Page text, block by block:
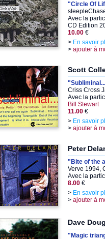
"Circle Of
Avec la
CD Edition
10.00 €
> En savoir
> ajouter à
Scott
Criss Cross
Avec la
Bill Stewart
11.00 €
> En savoir
> ajouter à
Peter
"Bite of the
Verve 1994,
Avec la
8.00 €
> En savoir
> ajouter à
Dave
"Magic